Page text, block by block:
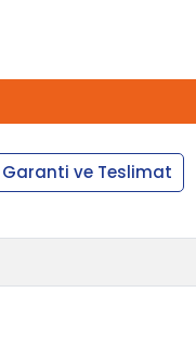
Garanti ve Teslimat